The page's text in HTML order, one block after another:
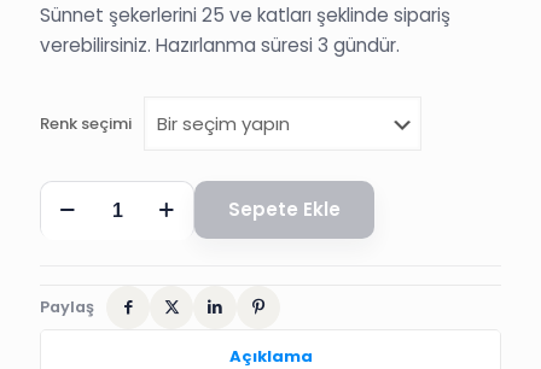
Sünnet şekerlerini 25 ve katları şeklinde sipariş
verebilirsiniz. Hazırlanma süresi 3 gündür.
Renk seçimi
BÜYÜK
ALLAH
BEBEK
Sepete Ekle
Paylaş
Açıklama